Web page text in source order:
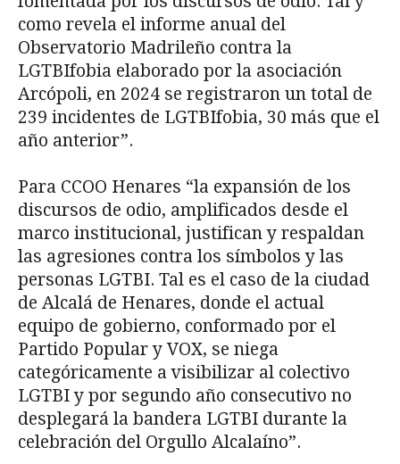
como revela el informe anual del
Observatorio Madrileño contra la
LGTBIfobia elaborado por la asociación
Arcópoli, en 2024 se registraron un total de
239 incidentes de LGTBIfobia, 30 más que el
año anterior”.
Para CCOO Henares “la expansión de los
discursos de odio, amplificados desde el
marco institucional, justifican y respaldan
las agresiones contra los símbolos y las
personas LGTBI. Tal es el caso de la ciudad
de Alcalá de Henares, donde el actual
equipo de gobierno, conformado por el
Partido Popular y VOX, se niega
categóricamente a visibilizar al colectivo
LGTBI y por segundo año consecutivo no
desplegará la bandera LGTBI durante la
celebración del Orgullo Alcalaíno”.